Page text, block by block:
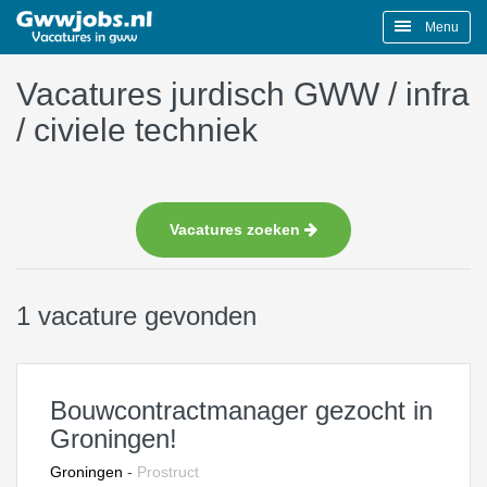
Menu
Vacatures jurdisch GWW / infra
/ civiele techniek
Vacatures zoeken
1 vacature gevonden
Bouwcontractmanager gezocht in
Groningen!
Groningen - Prostruct